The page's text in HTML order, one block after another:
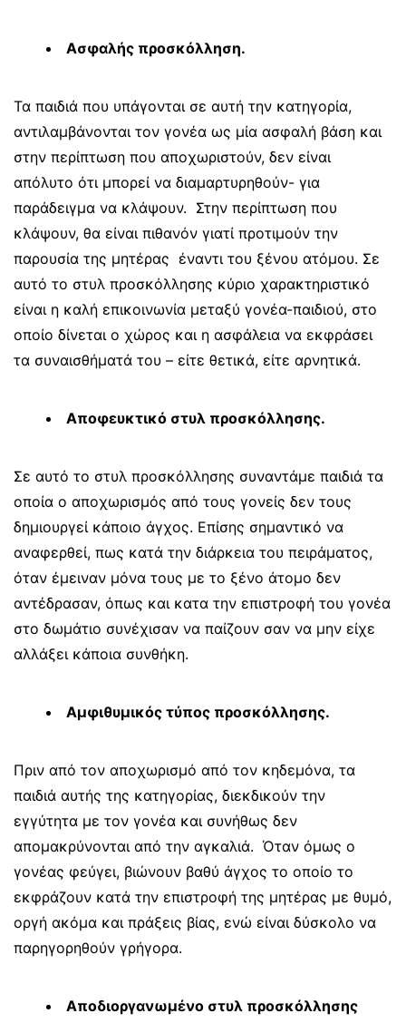
Ασφαλής προσκόλληση.
Τα παιδιά που υπάγονται σε αυτή την κατηγορία,
αντιλαμβάνονται τον γονέα ως μία ασφαλή βάση και
στην περίπτωση που αποχωριστούν, δεν είναι
απόλυτο ότι μπορεί να διαμαρτυρηθούν- για
παράδειγμα να κλάψουν. Στην περίπτωση που
κλάψουν, θα είναι πιθανόν γιατί προτιμούν την
παρουσία της μητέρας έναντι του ξένου ατόμου. Σε
αυτό το στυλ προσκόλλησης κύριο χαρακτηριστικό
είναι η καλή επικοινωνία μεταξύ γονέα-παιδιού, στο
οποίο δίνεται ο χώρος και η ασφάλεια να εκφράσει
τα συναισθήματά του – είτε θετικά, είτε αρνητικά.
Αποφευκτικό στυλ προσκόλλησης.
Σε αυτό το στυλ προσκόλλησης συναντάμε παιδιά τα
οποία ο αποχωρισμός από τους γονείς δεν τους
δημιουργεί κάποιο άγχος. Επίσης σημαντικό να
αναφερθεί, πως κατά την διάρκεια του πειράματος,
όταν έμειναν μόνα τους με το ξένο άτομο δεν
αντέδρασαν, όπως και κατα την επιστροφή του γονέα
στο δωμάτιο συνέχισαν να παίζουν σαν να μην είχε
αλλάξει κάποια συνθήκη.
Αμφιθυμικός τύπος προσκόλλησης.
Πριν από τον αποχωρισμό από τον κηδεμόνα, τα
παιδιά αυτής της κατηγορίας, διεκδικούν την
εγγύτητα με τον γονέα και συνήθως δεν
απομακρύνονται από την αγκαλιά. Όταν όμως ο
γονέας φεύγει, βιώνουν βαθύ άγχος το οποίο το
εκφράζουν κατά την επιστροφή της μητέρας με θυμό,
οργή ακόμα και πράξεις βίας, ενώ είναι δύσκολο να
παρηγορηθούν γρήγορα.
Αποδιοργανωμένο στυλ προσκόλλησης